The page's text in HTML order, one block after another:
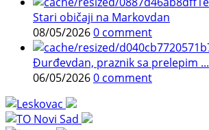
Stari običaji na Markovdan
08/05/20260 comment
Đurđevdan, praznik sa prelepim ...
06/05/20260 comment